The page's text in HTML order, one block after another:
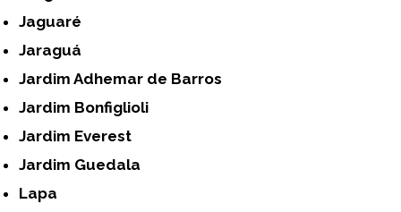
Jaguaré
Jaraguá
Jardim Adhemar de Barros
Jardim Bonfiglioli
Jardim Everest
Jardim Guedala
Lapa